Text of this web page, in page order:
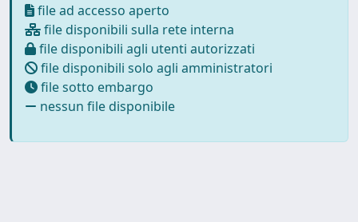
file ad accesso aperto
file disponibili sulla rete interna
file disponibili agli utenti autorizzati
file disponibili solo agli amministratori
file sotto embargo
nessun file disponibile